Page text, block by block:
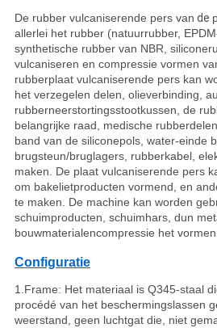
De rubber vulcaniserende pers van de
allerlei het rubber (natuurrubber,
synthetische rubber van NBR,
vulcaniseren en compressie vormen
rubberplaat vulcaniserende pers kan
het verzegelen delen, olieverbinding,
rubberneerstortingsstootkussen, de
belangrijke raad, medische
band van de siliconepols, water-einde
brugsteun/bruglagers, rubberkabel,
maken. De plaat vulcaniserende pers
om bakelietproducten vormend, en
te maken. De machine kan worden
schuimproducten, schuimhars, dun
bouwmaterialencompressie het
Configuratie
1.Frame: Het materiaal is Q345-staal
procédé van het beschermingslassen
weerstand, geen luchtgat die, niet